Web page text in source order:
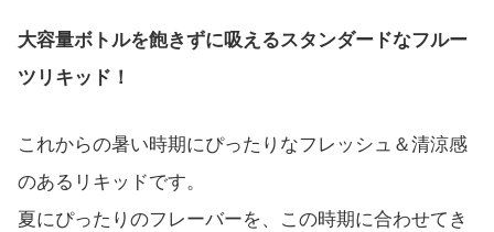
大容量ボトルを飽きずに吸えるスタンダードなフルー
ツリキッド！
これからの暑い時期にぴったりなフレッシュ＆清涼感
のあるリキッドです。
夏にぴったりのフレーバーを、この時期に合わせてき